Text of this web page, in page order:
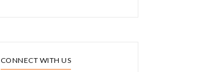
CONNECT WITH US